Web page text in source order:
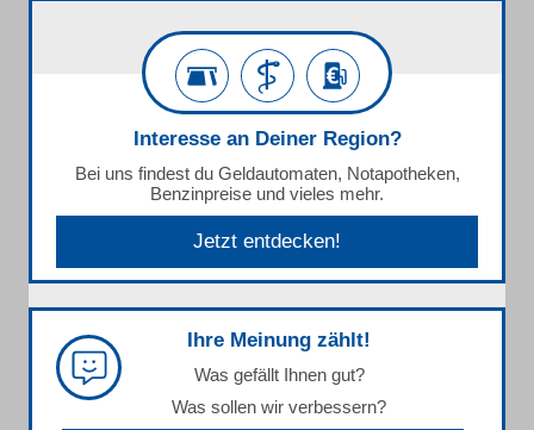
Interesse an Deiner Region?
Bei uns findest du Geldautomaten, Notapotheken,
Benzinpreise und vieles mehr.
Jetzt entdecken!
Ihre Meinung zählt!
Was gefällt Ihnen gut?
Was sollen wir verbessern?